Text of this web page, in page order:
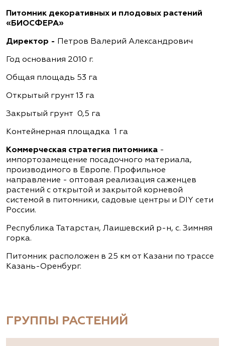
Питомник декоративных и плодовых растений
«БИОСФЕРА»
Директор - Петров Валерий Александрович
Год основания 2010 г.
Общая площадь 53 га
Открытый грунт 13 га
Закрытый грунт 0,5 га
Контейнерная площадка 1 га
Коммерческая стратегия питомника -
импортозамещение посадочного материала,
производимого в Европе. Профильное
направление - оптовая реализация саженцев
растений с открытой и закрытой корневой
системой в питомники, садовые центры и DIY сети
России.
Республика Татарстан, Лаишевский р-н, с. Зимняя
горка.
Питомник расположен в 25 км от Казани по трассе
Казань-Оренбург.
ГРУППЫ РАСТЕНИЙ